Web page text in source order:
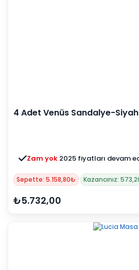
4 Adet Venüs Sandalye-
Zam yok 2025 fiyatları devam
Sepette: 5.158,80₺ Kazancınız:
₺5.732,00